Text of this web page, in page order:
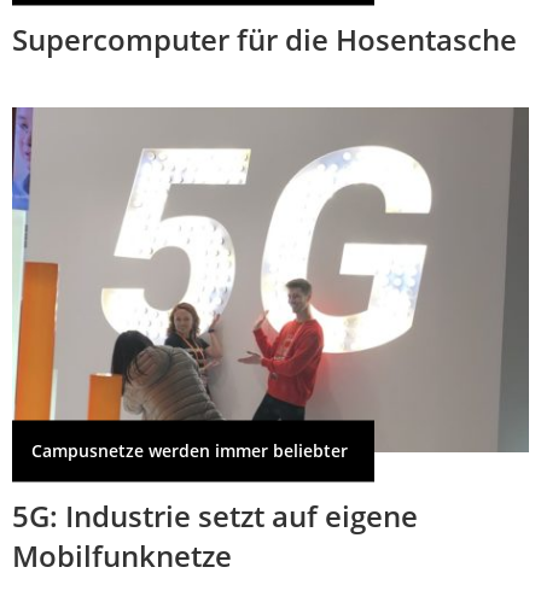
Supercomputer für die Hosentasche
Campusnetze werden immer beliebter
5G: Industrie setzt auf eigene
Mobilfunknetze